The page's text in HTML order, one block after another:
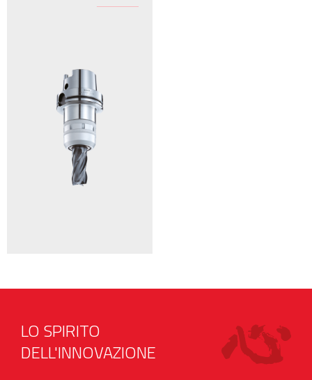
LO SPIRITO
DELL'INNOVAZIONE